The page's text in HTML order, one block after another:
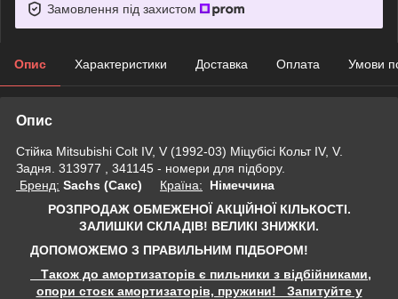
Замовлення під захистом
Опис Характеристики Доставка Оплата Умови
Опис
Стійка Mitsubishi Colt IV, V (1992-03) Міцубісі Кольт IV, V.
Задня. 313977 , 341145 - номери для підбору.
Бренд: Sachs (Сакс) Країна: Німеччина
РОЗПРОДАЖ ОБМЕЖЕНОЇ АКЦІЙНОЇ КІЛЬКОСТІ.
ЗАЛИШКИ СКЛАДІВ! ВЕЛИКІ ЗНИЖКИ.
ДОПОМОЖЕМО З ПРАВИЛЬНИМ ПІДБОРОМ!
Також до амортизаторів є пильники з відбійниками,
опори стоєк амортизаторів, пружини! Запитуйте у